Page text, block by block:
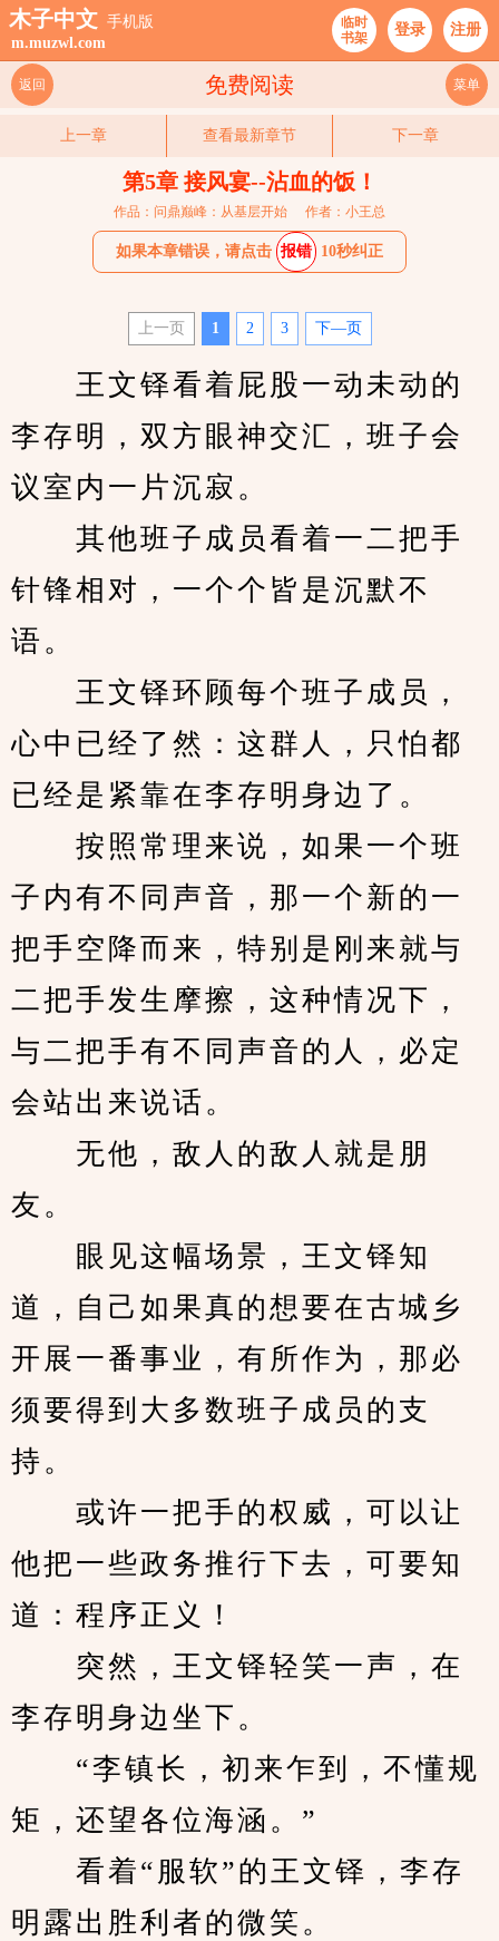
木子中文 手机版
m.muzwl.com
临时
书架
登录 注册
免费阅读
返回 菜单
上一章 查看最新章节 下一章
第5章 接风宴--沾血的饭！
作品：问鼎巅峰：从基层开始 作者：小王总
如果本章错误，请点击 报错 10秒纠正
上一页 1 2 3 下—页
王文铎看着屁股一动未动的
李存明，双方眼神交汇，班子会
议室内一片沉寂。
其他班子成员看着一二把手
针锋相对，一个个皆是沉默不
语。
王文铎环顾每个班子成员，
心中已经了然：这群人，只怕都
已经是紧靠在李存明身边了。
按照常理来说，如果一个班
子内有不同声音，那一个新的一
把手空降而来，特别是刚来就与
二把手发生摩擦，这种情况下，
与二把手有不同声音的人，必定
会站出来说话。
无他，敌人的敌人就是朋
友。
眼见这幅场景，王文铎知
道，自己如果真的想要在古城乡
开展一番事业，有所作为，那必
须要得到大多数班子成员的支
持。
或许一把手的权威，可以让
他把一些政务推行下去，可要知
道：程序正义！
突然，王文铎轻笑一声，在
李存明身边坐下。
“李镇长，初来乍到，不懂规
矩，还望各位海涵。”
看着“服软”的王文铎，李存
明露出胜利者的微笑。